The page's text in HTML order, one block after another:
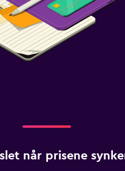
når prisene